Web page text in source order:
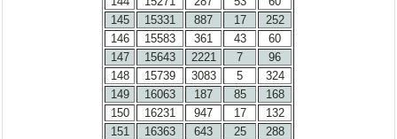
145
15331 887 17
252
146
15583 361 43
60
147
15643 2221 7
96
148
15739 3083 5
324
149
16063 187 85
168
150
16231 947 17
132
151
16363 643 25
288